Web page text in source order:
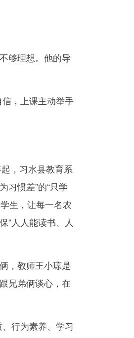
够理想。他的导
，上课主动举手
，习水县教育系
习惯差”的“只学
生，让每一名农
“人人能读书、人
，教师王小琼是
兄弟俩谈心，在
行为素养、学习